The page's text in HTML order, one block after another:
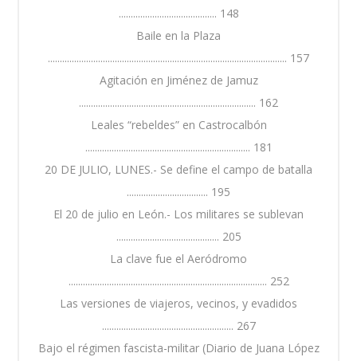
......................................... 148
Baile en la Plaza
.................................................................................................... 157
Agitación en Jiménez de Jamuz
.......................................................................... 162
Leales “rebeldes” en Castrocalbón
..................................................................... 181
20 DE JULIO, LUNES.- Se define el campo de batalla
.................................. 195
El 20 de julio en León.- Los militares se sublevan
........................................... 205
La clave fue el Aeródromo
................................................................................... 252
Las versiones de viajeros, vecinos, y evadidos
....................................................... 267
Bajo el régimen fascista-militar (Diario de Juana López